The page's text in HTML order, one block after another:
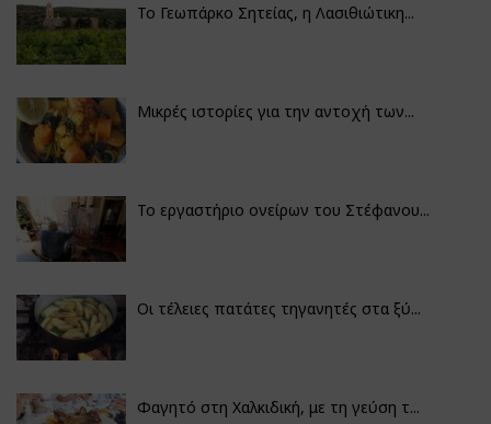
Το Γεωπάρκο Σητείας, η Λασιθιώτικη...
Μικρές ιστορίες για την αντοχή των...
Το εργαστήριο ονείρων του Στέφανου...
Οι τέλειες πατάτες τηγανητές στα ξύ...
Φαγητό στη Χαλκιδική, με τη γεύση τ...